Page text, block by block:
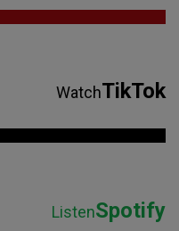
WatchTikTok
ListenSpotify